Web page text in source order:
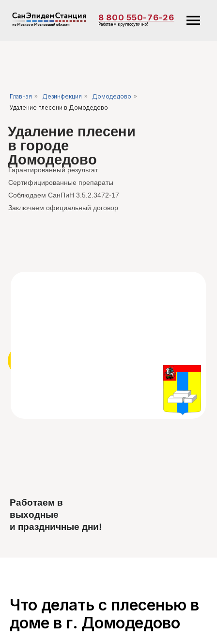
Работаем круглосуточно!
Главная » Дезинфекция » Домодедово »
Удаление плесени в Домодедово
Удаление плесени
в городе
Домодедово
Гарантированный результат
Сертифицированные препараты
Заключаем официальный договор
Соблюдаем СанПиН 3.5.2.3472-17
Работаем в
выходные
и праздничные дни!
Что делать с плесенью в
доме в г. Домодедово